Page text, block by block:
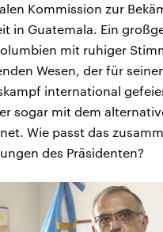
Kommission zur
in Guatemala. Ein
mit ruhiger
Wesen, der für
international
sogar mit dem
Wie passt das
des Präsidenten?